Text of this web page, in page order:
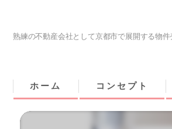
熟練の不動産会社として京都市で展開する物
ホーム コンセプト